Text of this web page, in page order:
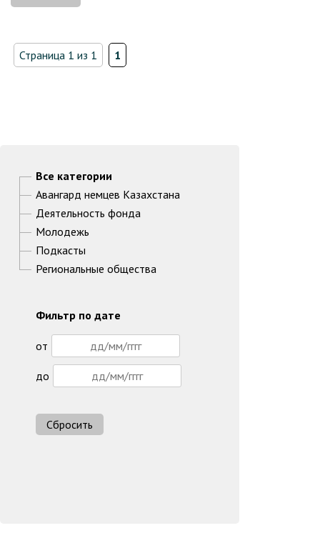
и
Фишер
–
Страница 1 из 1 1
Все категории
Авангард немцев Казахстана
Деятельность фонда
Молодежь
Подкасты
Региональные общества
Фильтр по дате
от
до
Сбросить